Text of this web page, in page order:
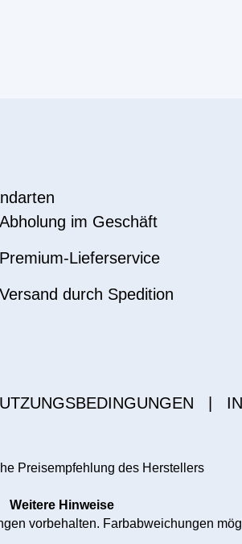
Abholung im Geschäft
Premium-Lieferservice
Versand durch Spedition
Preisempfehlung des Herstellers
Weitere Hinweise
vorbehalten. Farbabweichungen